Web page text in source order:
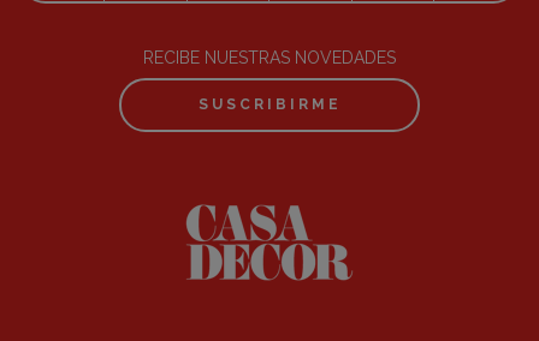
RECIBE NUESTRAS NOVEDADES
SUSCRIBIRME